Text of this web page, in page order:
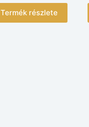
Termék részlete